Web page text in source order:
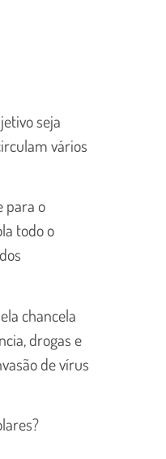
seja
vários
para o
todo o
chancela
drogas e
de vírus